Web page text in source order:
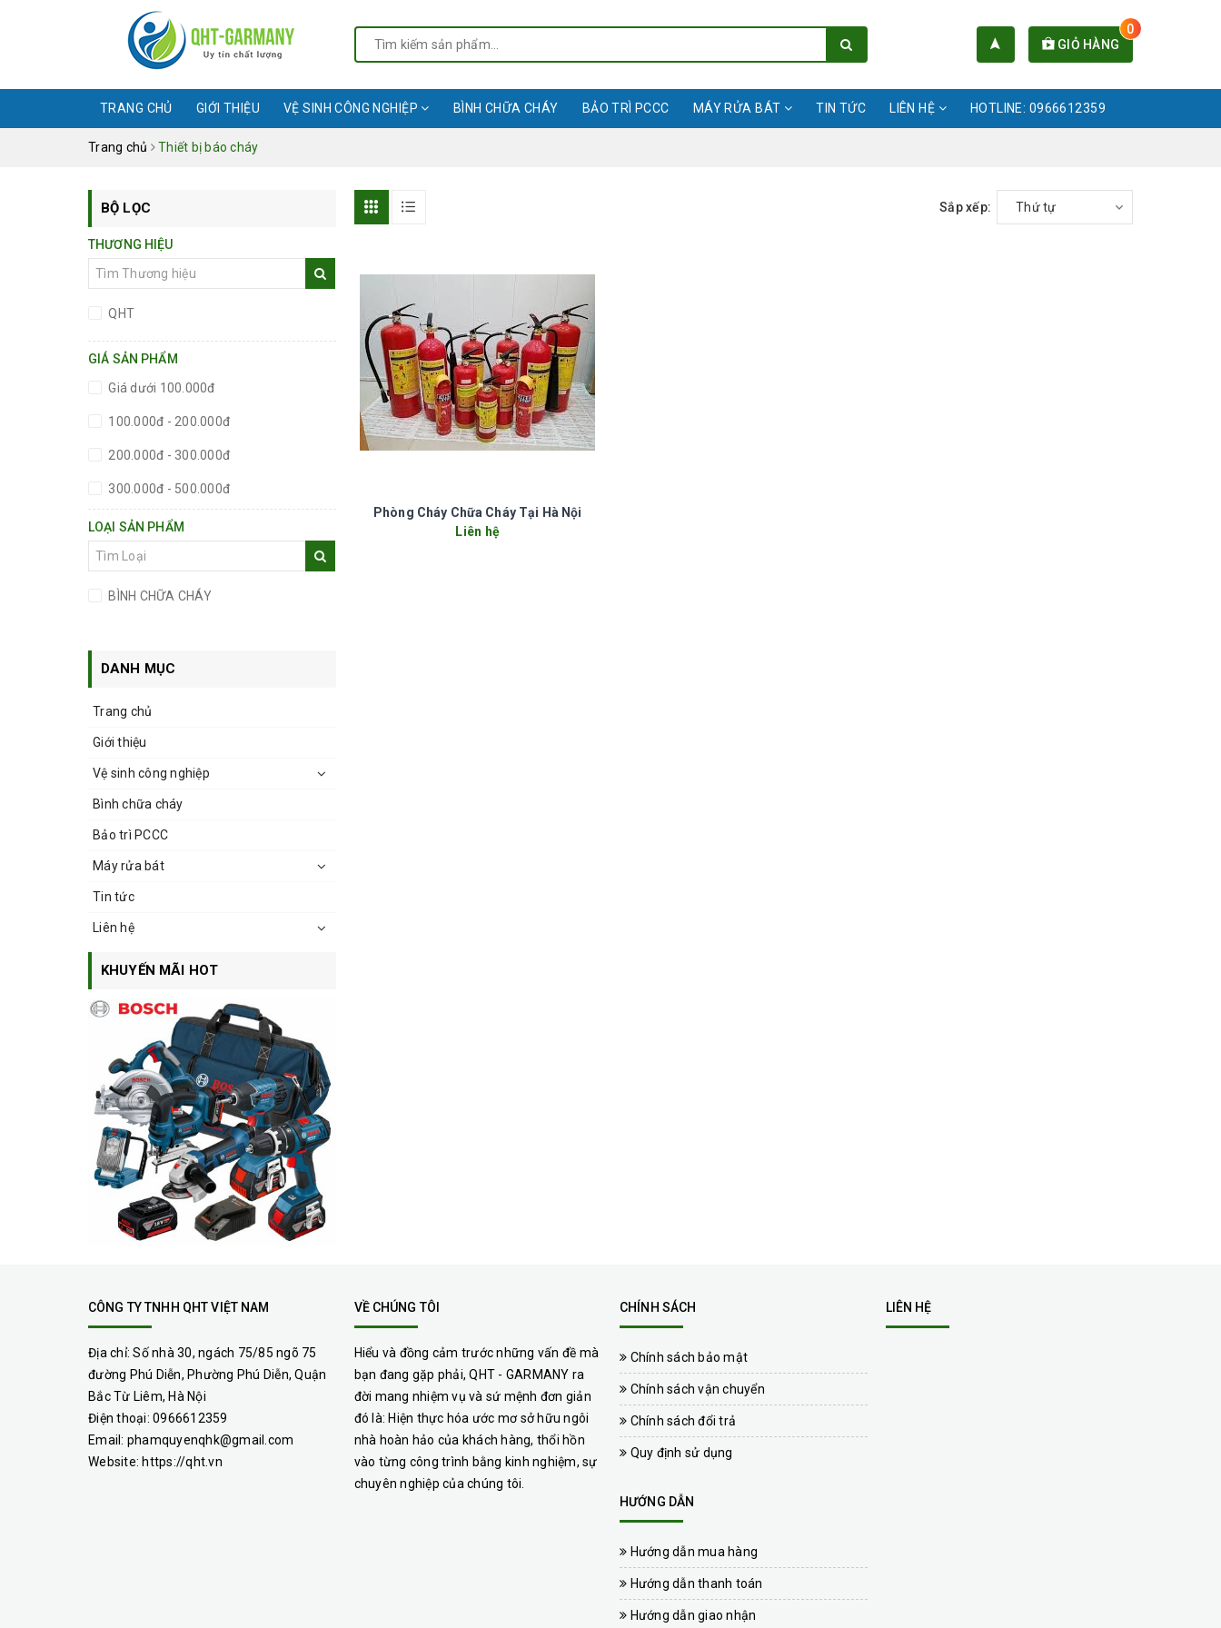
GIỎ HÀNG
0
TRANG CHỦ GIỚI THIỆU VỆ SINH CÔNG NGHIỆP BÌNH CHỮA CHÁY BẢO TRÌ PCCC MÁY RỬA BÁT TIN TỨC LIÊN HỆ HOTLINE: 0966612359
Trang chủ Thiết bị báo cháy
Sắp xếp: Thứ tự
Phòng Cháy Chữa Cháy Tại Hà Nội
Liên hệ
BỘ LỌC
THƯƠNG HIỆU
QHT
GIÁ SẢN PHẨM
Giá dưới 100.000đ
100.000đ - 200.000đ
200.000đ - 300.000đ
300.000đ - 500.000đ
500.000đ - 1.000.000đ
Giá trên 1.000.000đ
LOẠI SẢN PHẨM
BÌNH CHỮA CHÁY
DANH MỤC
Trang chủ
Giới thiệu
Vệ sinh công nghiệp
Bình chữa cháy
Bảo trì PCCC
Máy rửa bát
Tin tức
Liên hệ
KHUYẾN MÃI HOT
CÔNG TY TNHH QHT VIỆT NAM
Địa chỉ: Số nhà 30, ngách 75/85 ngõ 75
đường Phú Diễn, Phường Phú Diễn, Quận
Bắc Từ Liêm, Hà Nội
Điện thoại: 0966612359
Email: phamquyenqhk@gmail.com
Website: https://qht.vn
VỀ CHÚNG TÔI
Hiểu và đồng cảm trước những vấn đề mà
bạn đang gặp phải, QHT - GARMANY ra
đời mang nhiệm vụ và sứ mệnh đơn giản
đó là: Hiện thực hóa ước mơ sở hữu ngôi
nhà hoàn hảo của khách hàng, thổi hồn
vào từng công trình bằng kinh nghiệm, sự
chuyên nghiệp của chúng tôi.
CHÍNH SÁCH
Chính sách bảo mật
Chính sách vận chuyển
Chính sách đổi trả
Quy định sử dụng
HƯỚNG DẪN
Hướng dẫn mua hàng
Hướng dẫn thanh toán
Hướng dẫn giao nhận
LIÊN HỆ